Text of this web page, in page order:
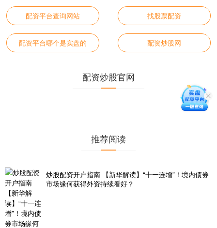
配资平台查询网站 找股票配资
配资平台哪个是实盘的 配资炒股网
配资炒股官网
推荐阅读
炒股配资开户指南 【新华解读】“十一连增”！境内债券
市场缘何获得外资持续看好？